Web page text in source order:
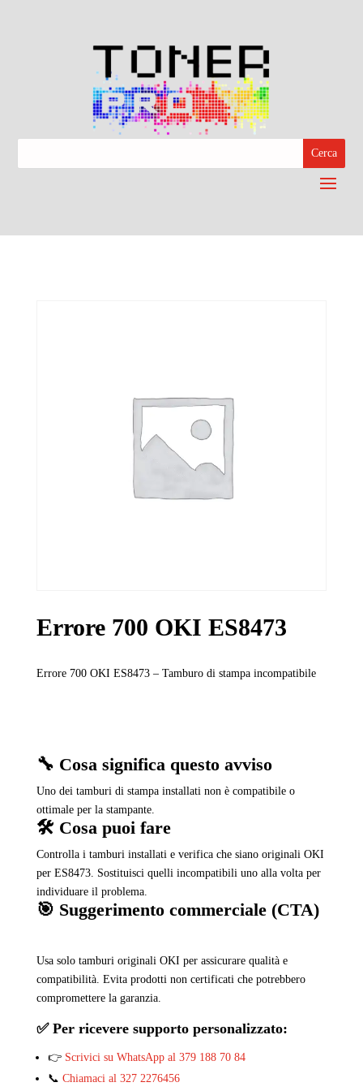
Errore 700 OKI ES8473
Errore 700 OKI ES8473 – Tamburo di stampa incompatibile
🔧 Cosa significa questo avviso
Uno dei tamburi di stampa installati non è compatibile o
ottimale per la stampante.
🛠️ Cosa puoi fare
Controlla i tamburi installati e verifica che siano originali OKI
per ES8473. Sostituisci quelli incompatibili uno alla volta per
individuare il problema.
🎯 Suggerimento commerciale (CTA)
Usa solo tamburi originali OKI per assicurare qualità e
compatibilità. Evita prodotti non certificati che potrebbero
compromettere la garanzia.
✅ Per ricevere supporto personalizzato:
👉 Scrivici su WhatsApp al 379 188 70 84
📞 Chiamaci al 327 2276456